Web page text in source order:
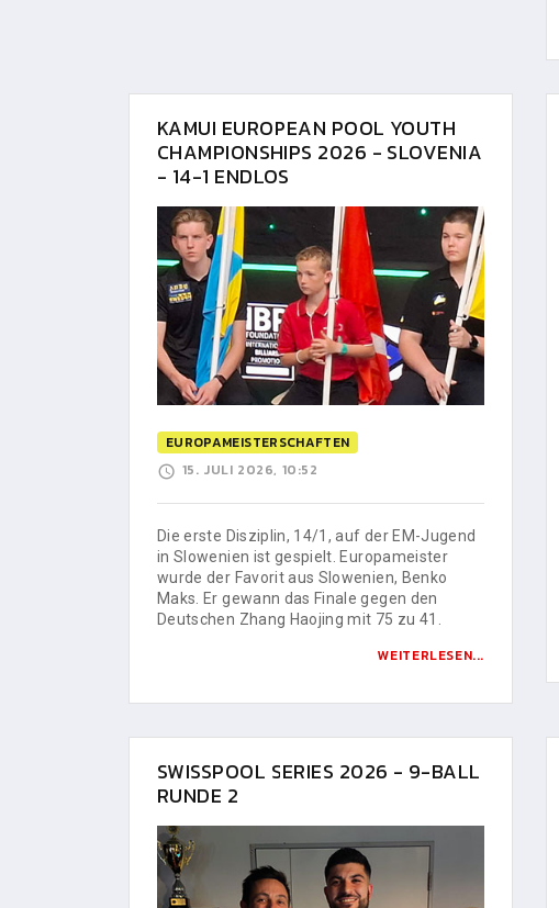
KAMUI EUROPEAN POOL YOUTH
CHAMPIONSHIPS 2026 - SLOVENIA
- 14-1 ENDLOS
EUROPAMEISTERSCHAFTEN
15. JULI 2026, 10:52
Die erste Disziplin, 14/1, auf der EM-Jugend
in Slowenien ist gespielt. Europameister
wurde der Favorit aus Slowenien, Benko
Maks. Er gewann das Finale gegen den
Deutschen Zhang Haojing mit 75 zu 41.
WEITERLESEN...
SWISSPOOL SERIES 2026 - 9-BALL
RUNDE 2